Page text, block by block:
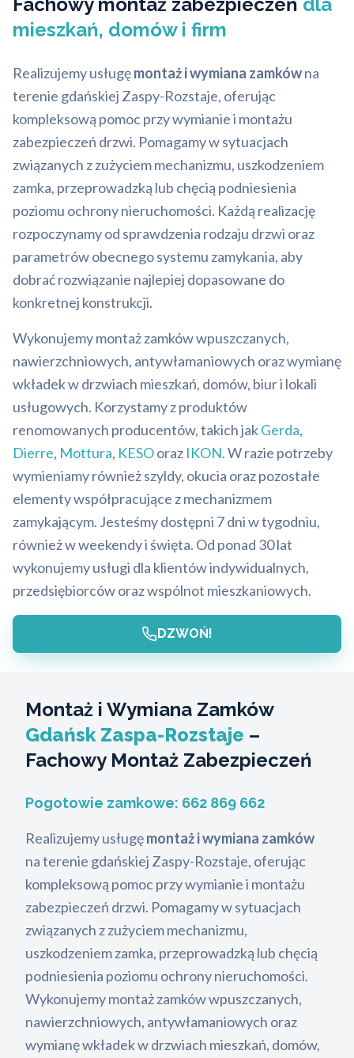
mieszkań, domów i firm
Realizujemy usługęmontaż i wymiana zamkówna
terenie gdańskiej Zaspy-Rozstaje, oferując
kompleksową pomoc przy wymianie i montażu
zabezpieczeń drzwi. Pomagamy w sytuacjach
związanych z zużyciem mechanizmu, uszkodzeniem
zamka, przeprowadzką lub chęcią podniesienia
poziomu ochrony nieruchomości. Każdą realizację
rozpoczynamy od sprawdzenia rodzaju drzwi oraz
parametrów obecnego systemu zamykania, aby
dobrać rozwiązanie najlepiej dopasowane do
konkretnej konstrukcji.
Wykonujemy montaż zamków wpuszczanych,
nawierzchniowych, antywłamaniowych oraz wymianę
wkładek w drzwiach mieszkań, domów, biur i lokali
usługowych. Korzystamy z produktów
renomowanych producentów, takich jakGerda,
Dierre, Mottura, KESOoraz IKON. W razie potrzeby
wymieniamy również szyldy, okucia oraz pozostałe
elementy współpracujące z mechanizmem
zamykającym. Jesteśmy dostępni 7 dni w tygodniu,
również w weekendy i święta. Od ponad 30 lat
wykonujemy usługi dla klientów indywidualnych,
przedsiębiorców oraz wspólnot mieszkaniowych.
DZWOŃ!
Montaż i Wymiana Zamków
Gdańsk Zaspa-Rozstaje –
Fachowy Montaż Zabezpieczeń
Pogotowie zamkowe: 662 869 662
Realizujemy usługęmontaż i wymiana zamków
na terenie gdańskiej Zaspy-Rozstaje, oferując
kompleksową pomoc przy wymianie i montażu
zabezpieczeń drzwi. Pomagamy w sytuacjach
związanych z zużyciem mechanizmu,
uszkodzeniem zamka, przeprowadzką lub chęcią
podniesienia poziomu ochrony nieruchomości.
Wykonujemy montaż zamków wpuszczanych,
nawierzchniowych, antywłamaniowych oraz
wymianę wkładek w drzwiach mieszkań, domów,